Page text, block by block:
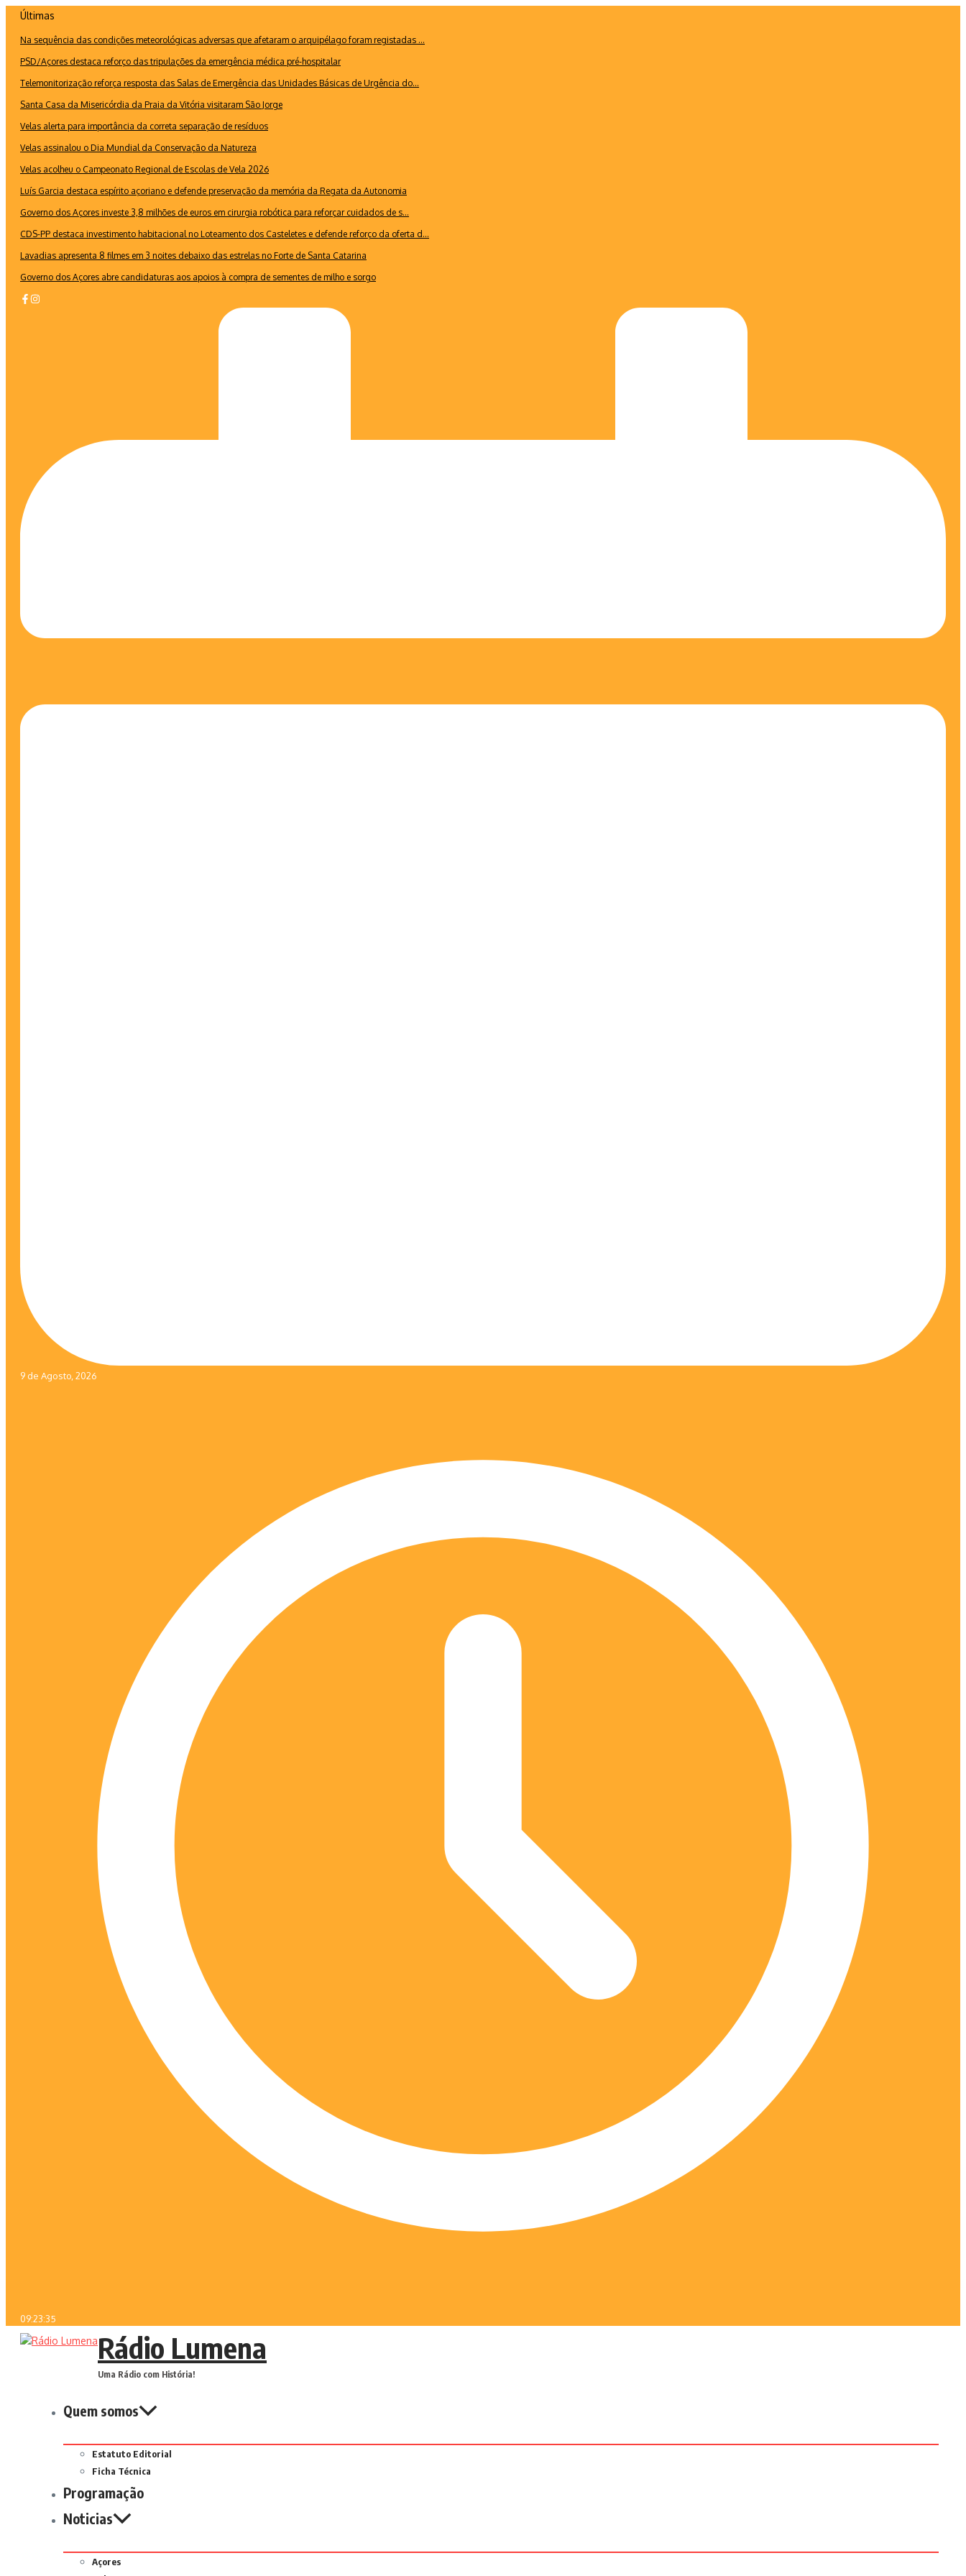
conteúdo
Últimas
Na sequência das condições meteorológicas adversas que afetaram o arquipélago foram registadas ...
PSD/Açores destaca reforço das tripulações da emergência médica pré-hospitalar
Telemonitorização reforça resposta das Salas de Emergência das Unidades Básicas de Urgência do...
Santa Casa da Misericórdia da Praia da Vitória visitaram São Jorge
Velas alerta para importância da correta separação de resíduos
Velas assinalou o Dia Mundial da Conservação da Natureza
Velas acolheu o Campeonato Regional de Escolas de Vela 2026
Luís Garcia destaca espírito açoriano e defende preservação da memória da Regata da Autonomia
Governo dos Açores investe 3,8 milhões de euros em cirurgia robótica para reforçar cuidados de s...
CDS-PP destaca investimento habitacional no Loteamento dos Casteletes e defende reforço da oferta d...
Lavadias apresenta 8 filmes em 3 noites debaixo das estrelas no Forte de Santa Catarina
Governo dos Açores abre candidaturas aos apoios à compra de sementes de milho e sorgo
9 de Agosto, 2026
09:23:35
Rádio Lumena
Uma Rádio com História!
Quem somos
Estatuto Editorial
Ficha Técnica
Programação
Noticias
Açores